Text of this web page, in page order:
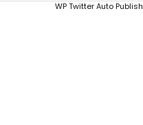
WP Twitter Auto Publish